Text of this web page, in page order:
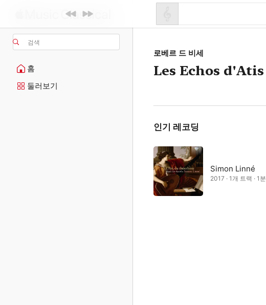
검색
홈
둘러보기
로베르 드 비세
Les Echos d'Atis
인기 레코딩
Simon Linné
2017 · 1개 트랙 · 1분